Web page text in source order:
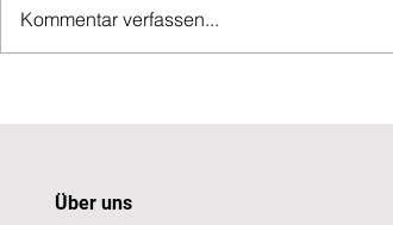
von Jos de l’Orme
Kommentar verfassen...
Über uns